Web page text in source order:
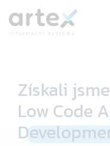
Produkty a služby
Inspirace
Získali jsme
Low Code